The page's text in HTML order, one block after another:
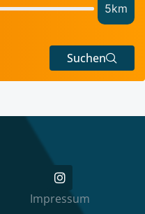
5km
Suchen
Impressum